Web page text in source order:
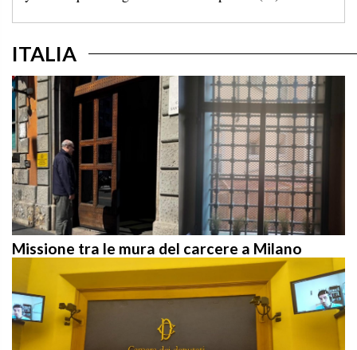
Missione tra le mura del carcere a Milano